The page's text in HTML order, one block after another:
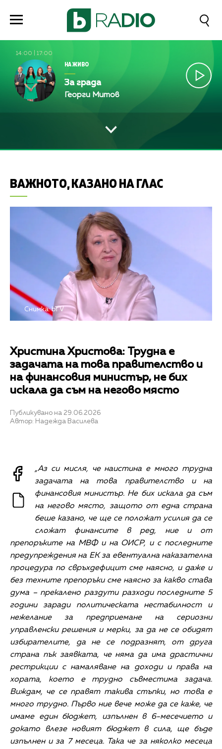
14:00 17:00
НА ЖИВО
За града
Георги Митов
ВАЖНОТО, КАЗАНО НА ГЛАС
Снимка: bTV
Христина Христова: Трудна е
задачата на това правителство и
на финансовия министър, не бих
искала да съм на негово място
Публикувано на 29.06.2026
Автор: Надежда Василева
„Аз си мисля, че наистина е много трудна
задачата на това правителство и на
финансовия министър. Не бих искала да съм
на негово място, защото от една страна
беше казано, че ще се положат усилия да се
сложат финансите в ред, ние и от
препоръките на МВФ и на ОИСР, и с последните
предупреждения на ЕК за евентуална наказателна
процедура по свръхдефицит сме наясно, и даже и
без техните препоръки сме наясно за какво става
дума – прекалено раздути разходи последните 5
години заради политическата нестабилност и
нежелание за предприемане на сериозни
управленски решения и мерки, за да не се обидят
избирателите, да не се подразнят, от друга
страна пък заявката, че няма да има драстични
рестрикции с намаляване на доходи и права на
хората, което е трудно съвместима задача.
Виждам, че се правят такива стъпки, но това е
много трудно. Първо ние вече може да се каже, че
имаме един бюджет, изпълнен в 6-месечието и
докато влезе новият бюджет в сила, ще бъде
изпълнен и за 7 месеца. Така че за няколко месеца